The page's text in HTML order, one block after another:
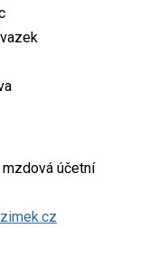
mzdová účetní